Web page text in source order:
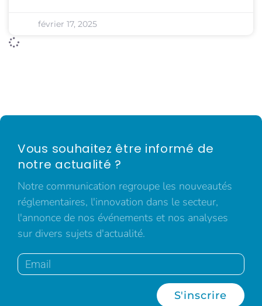
février 17, 2025
Vous souhaitez être informé de
notre actualité ?
Notre communication regroupe les nouveautés
réglementaires, l'innovation dans le secteur,
l'annonce de nos événements et nos analyses
sur divers sujets d'actualité.
S'inscrire